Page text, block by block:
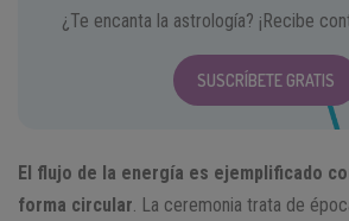
¿Te encanta la astrología? ¡Recibe
SUSCRÍBETE GRATIS
El flujo de la energía es ejemplificado
forma circular . La ceremonia trata de